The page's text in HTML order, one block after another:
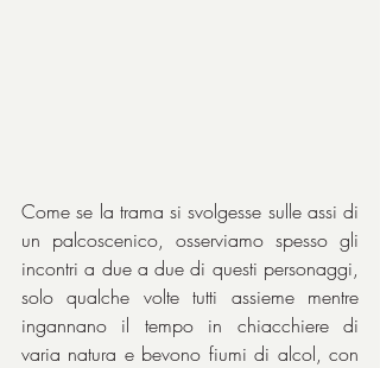
Come se la trama si svolgesse sulle assi di
un palcoscenico, osserviamo spesso gli
incontri a due a due di questi personaggi,
solo qualche volte tutti assieme mentre
ingannano il tempo in chiacchiere di
varia natura e bevono fiumi di alcol, con